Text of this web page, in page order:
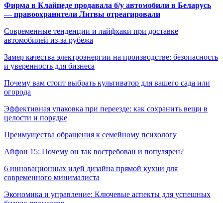
Фирма в Клайпеде продавала б/у автомобили в Беларусь
— правоохранители Литвы отреагировали
Современные тенденции и лайфхаки при доставке
автомобилей из-за рубежа
Замер качества электроэнергии на производстве: безопасность
и уверенность для бизнеса
Почему вам стоит выбрать культиватор для вашего сада или
огорода
Эффективная упаковка при переезде: как сохранить вещи в
целости и порядке
Преимущества обращения к семейному психологу
Айфон 15: Почему он так востребован и популярен?
6 инновационных идей дизайна прямой кухни для
современного минималиста
Экономика и управление: Ключевые аспекты для успешных